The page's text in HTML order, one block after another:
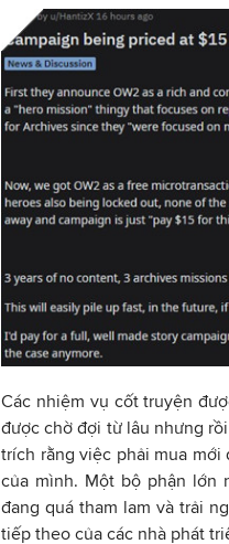
Các nhiệm vụ cốt truyện
được chờ đợi từ lâu nhưng
trích rằng việc phải mua mới
của mình. Một bộ phận lớn
đang quá tham lam và trải
tiếp theo của các nhà phát